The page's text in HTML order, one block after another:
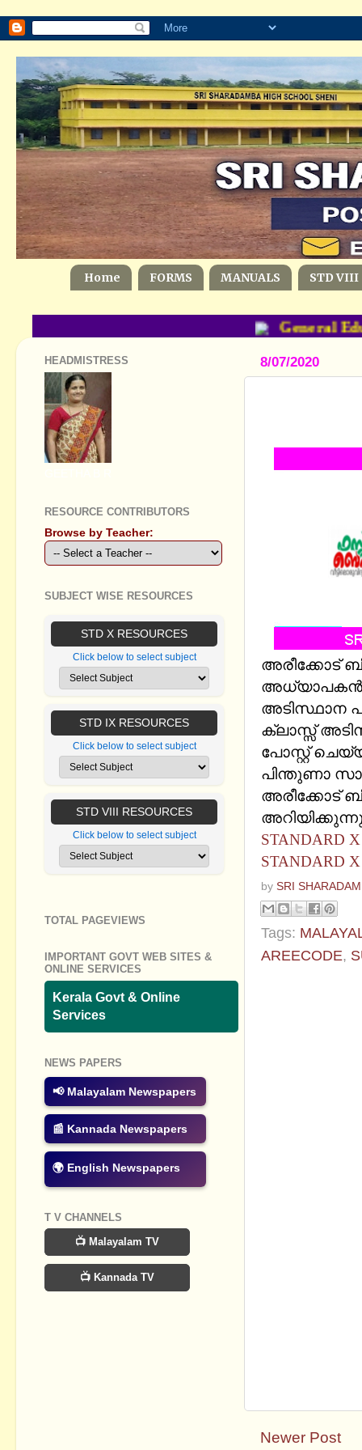
Home FORMS MANUALS STD VIII
General
8/07/2020
അരീക്കോട്
അധ്യാപകന്‍
അടിസ്ഥാന
ക്ലാസ്സ്
പോസ്റ്റ്
പിന്തുണാ
അരീക്കോട്
STANDARD
STANDARD
by SRI
Tags:
AREECODE,
Newer Post
HEADMISTRESS
RESOURCE CONTRIBUTORS
Browse by Teacher:
SUBJECT WISE RESOURCES
STD X RESOURCES
Click below to select subject
STD IX RESOURCES
Click below to select subject
STD VIII RESOURCES
Click below to select subject
TOTAL PAGEVIEWS
IMPORTANT GOVT WEB SITES &
ONLINE SERVICES
Kerala Govt & Online
Services
NEWS PAPERS
📢 Malayalam Newspapers
📰 Kannada Newspapers
🌍 English Newspapers
T V CHANNELS
📺 Malayalam TV
📺 Kannada TV